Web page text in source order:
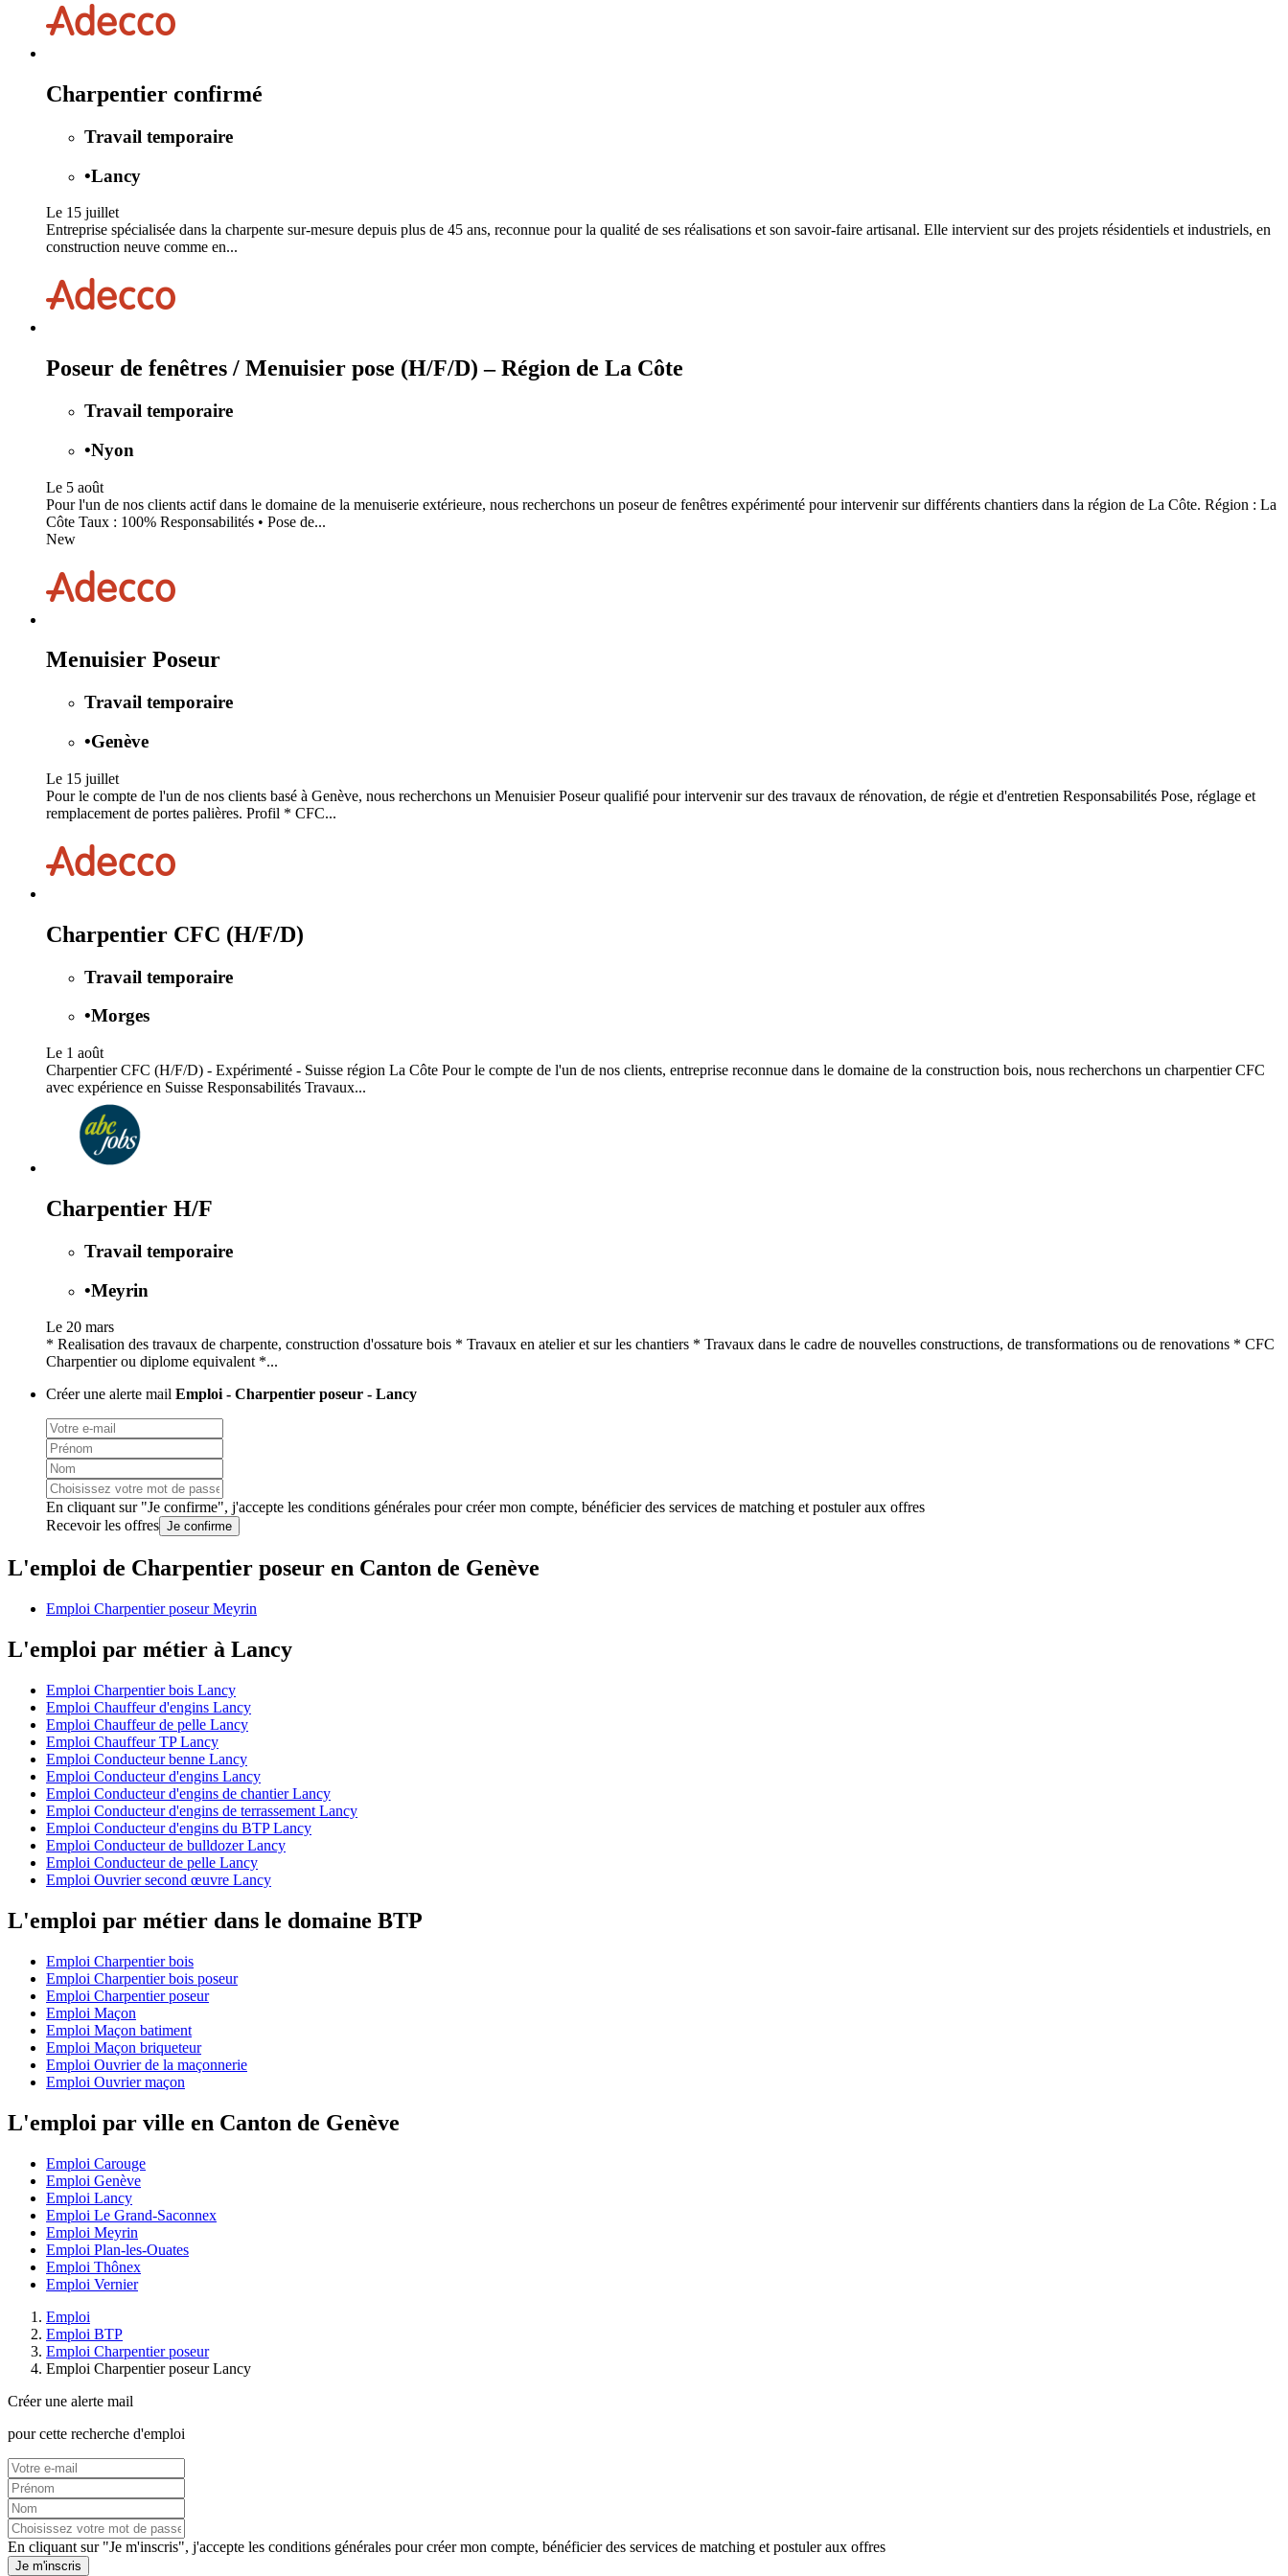
Charpentier confirmé
Travail temporaire
•Lancy
Le 15 juillet
Entreprise spécialisée dans la charpente sur‑mesure depuis plus de 45 ans, reconnue pour la qualité de ses réalisations et son savoir‑faire artisanal. Elle intervient sur des projets résidentiels et industriels, en
construction neuve comme en...
Poseur de fenêtres / Menuisier pose (H/F/D) – Région de La Côte
Travail temporaire
•Nyon
Le 5 août
Pour l'un de nos clients actif dans le domaine de la menuiserie extérieure, nous recherchons un poseur de fenêtres expérimenté pour intervenir sur différents chantiers dans la région de La Côte. Région : La
Côte Taux : 100% Responsabilités • Pose de...
New
Menuisier Poseur
Travail temporaire
•Genève
Le 15 juillet
Pour le compte de l'un de nos clients basé à Genève, nous recherchons un Menuisier Poseur qualifié pour intervenir sur des travaux de rénovation, de régie et d'entretien Responsabilités Pose, réglage et
remplacement de portes palières. Profil * CFC...
Charpentier CFC (H/F/D)
Travail temporaire
•Morges
Le 1 août
Charpentier CFC (H/F/D) - Expérimenté - Suisse région La Côte Pour le compte de l'un de nos clients, entreprise reconnue dans le domaine de la construction bois, nous recherchons un charpentier CFC
avec expérience en Suisse Responsabilités Travaux...
Charpentier H/F
Travail temporaire
•Meyrin
Le 20 mars
* Realisation des travaux de charpente, construction d'ossature bois * Travaux en atelier et sur les chantiers * Travaux dans le cadre de nouvelles constructions, de transformations ou de renovations * CFC
Charpentier ou diplome equivalent *...
Créer une alerte mail Emploi - Charpentier poseur - Lancy
En cliquant sur "Je confirme", j'accepte les conditions générales pour créer mon compte, bénéficier des services de matching et postuler aux offres
Recevoir les offres Je confirme
L'emploi de Charpentier poseur en Canton de Genève
Emploi Charpentier poseur Meyrin
L'emploi par métier à Lancy
Emploi Charpentier bois Lancy
Emploi Chauffeur d'engins Lancy
Emploi Chauffeur de pelle Lancy
Emploi Chauffeur TP Lancy
Emploi Conducteur benne Lancy
Emploi Conducteur d'engins Lancy
Emploi Conducteur d'engins de chantier Lancy
Emploi Conducteur d'engins de terrassement Lancy
Emploi Conducteur d'engins du BTP Lancy
Emploi Conducteur de bulldozer Lancy
Emploi Conducteur de pelle Lancy
Emploi Ouvrier second œuvre Lancy
L'emploi par métier dans le domaine BTP
Emploi Charpentier bois
Emploi Charpentier bois poseur
Emploi Charpentier poseur
Emploi Maçon
Emploi Maçon batiment
Emploi Maçon briqueteur
Emploi Ouvrier de la maçonnerie
Emploi Ouvrier maçon
L'emploi par ville en Canton de Genève
Emploi Carouge
Emploi Genève
Emploi Lancy
Emploi Le Grand-Saconnex
Emploi Meyrin
Emploi Plan-les-Ouates
Emploi Thônex
Emploi Vernier
Emploi
Emploi BTP
Emploi Charpentier poseur
Emploi Charpentier poseur Lancy
Créer une alerte mail
pour cette recherche d'emploi
En cliquant sur "Je m'inscris", j'accepte les conditions générales pour créer mon compte, bénéficier des services de matching et postuler aux offres
Je m'inscris